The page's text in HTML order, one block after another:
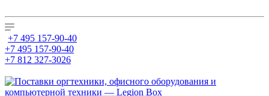
+7 495 157-90-40
+7 495 157-90-40
+7 812 327-3026